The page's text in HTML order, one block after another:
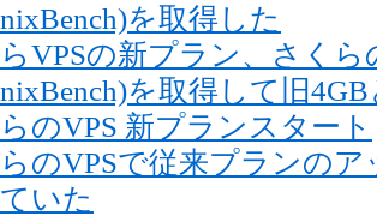
を取得した
VPSの新プラン、さく
を取得して旧
のVPS 新プランスタート
のVPSで従来プランの
いた